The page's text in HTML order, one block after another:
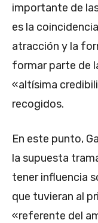
importante de
es la
atracción y la
formar parte de
«altísima
recogidos.
En este punto,
la supuesta
tener influencia
que tuvieran al
«referente del